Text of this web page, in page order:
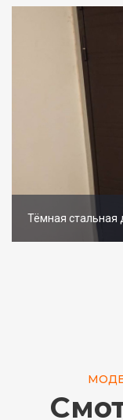
Тёмная стальная